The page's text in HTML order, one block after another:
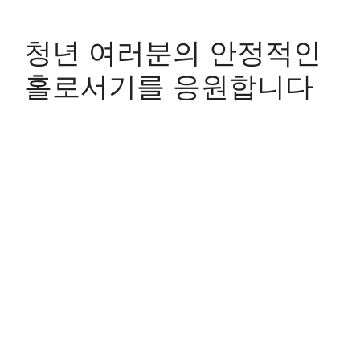
청년 여러분의 안정적인
홀로서기를 응원합니다